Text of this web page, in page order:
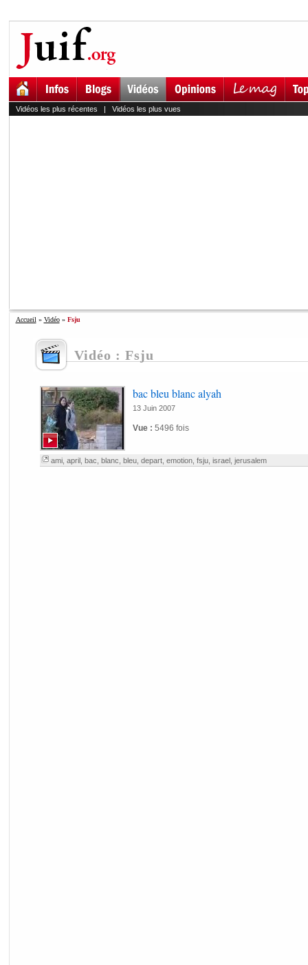
Vidéos les plus récentes | Vidéos les plus vues
Accueil » Vidéo» Fsju
Vidéo : Fsju
bac bleu blanc alyah
13 Juin 2007
Vue : 5496 fois
ami, april, bac blanc bleu, depart, emotion, fsju, israel, jerusalem